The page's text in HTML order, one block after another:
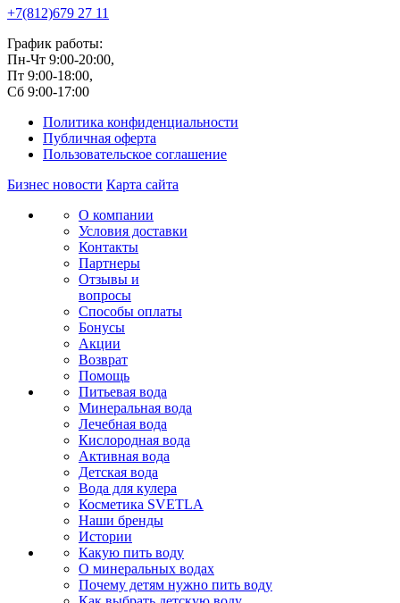
+7(812)679 27 11
График работы:
Пн-Чт 9:00-20:00,
Пт 9:00-18:00,
Сб 9:00-17:00
Политика конфиденциальности
Публичная оферта
Пользовательское соглашение
Бизнес новости Карта сайта
О компании
Условия доставки
Контакты
Партнеры
Отзывы и
вопросы
Способы оплаты
Бонусы
Акции
Возврат
Помощь
Питьевая вода
Минеральная вода
Лечебная вода
Кислородная вода
Активная вода
Детская вода
Вода для кулера
Косметика SVETLA
Наши бренды
Истории
Какую пить воду
О минеральных водах
Почему детям нужно пить воду